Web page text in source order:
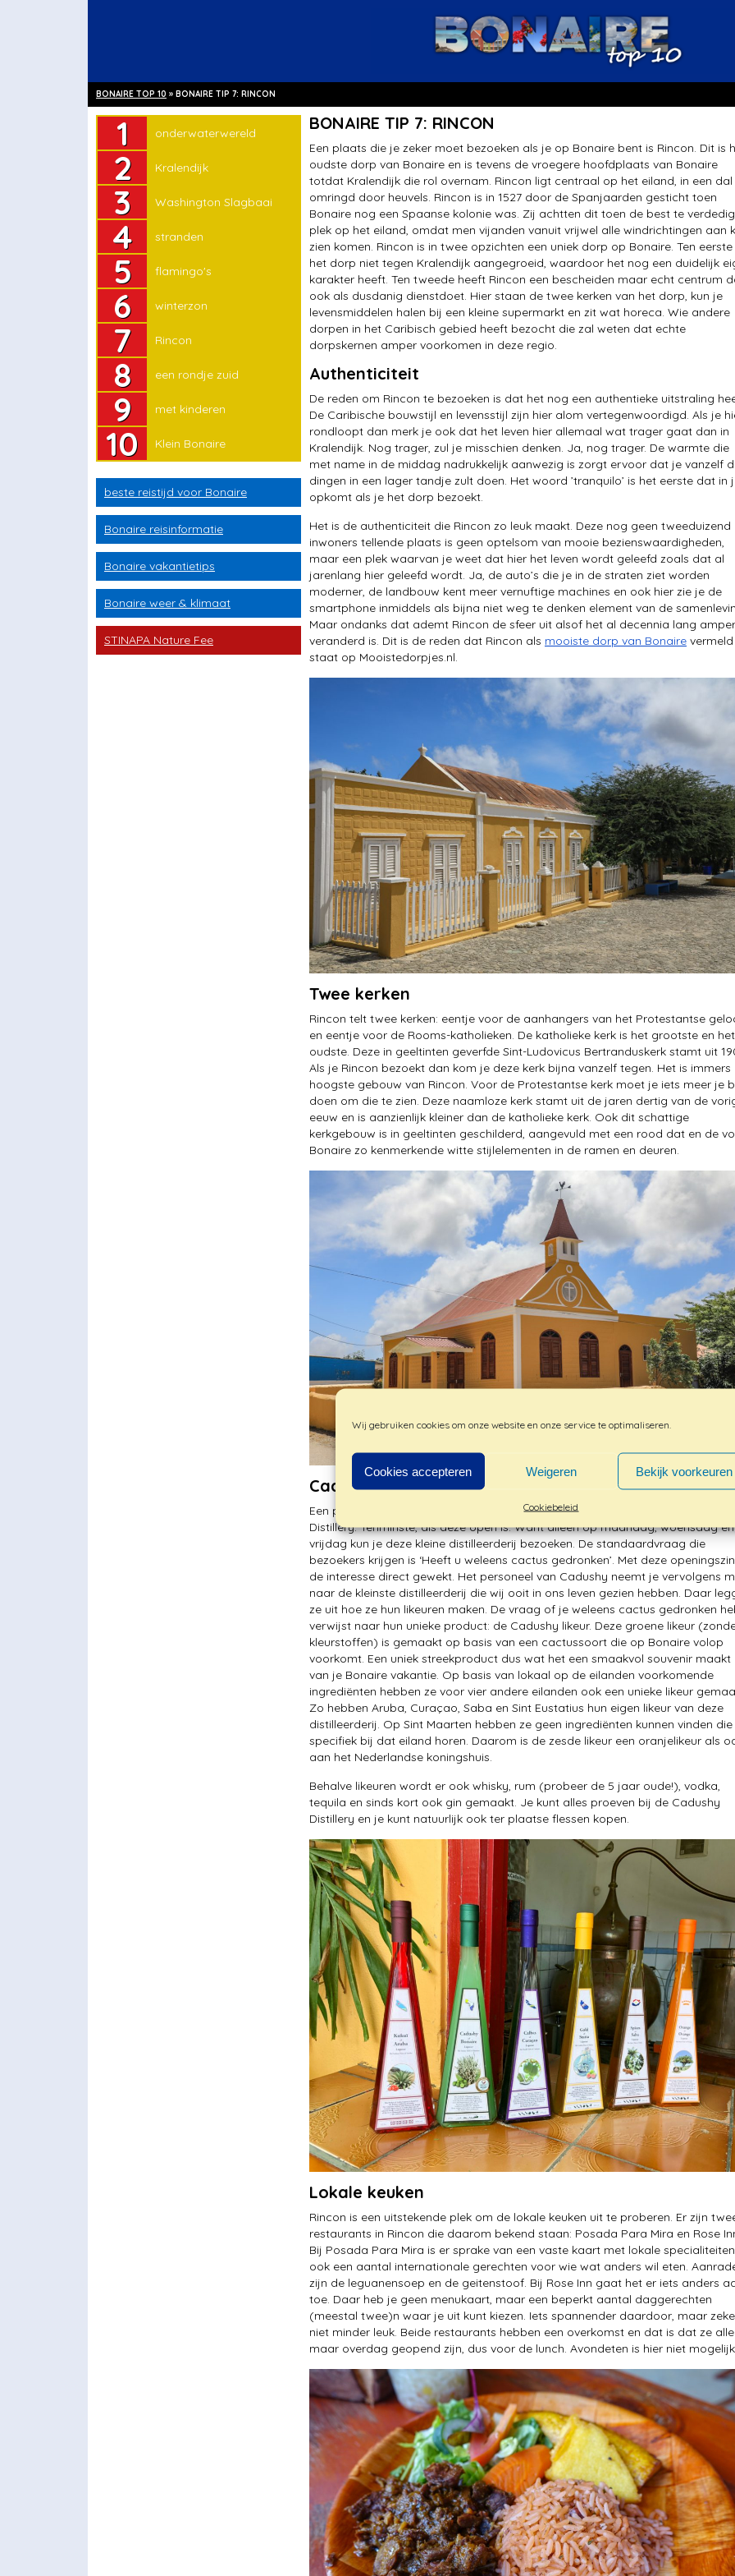
Wij gebruiken cookies om onze website en onze service te optimaliseren.
Cookies accepteren Weigeren Bekijk voorkeuren
Cookiebeleid
BONAIRE TOP 10 » BONAIRE TIP 7: RINCON
onderwaterwereld
Kralendijk
Washington Slagbaai
stranden
flamingo's
winterzon
Rincon
een rondje zuid
met kinderen
Klein Bonaire
onderwaterwereld
Kralendijk
Washington Slagbaai
stranden
flamingo's
winterzon
Rincon
een rondje zuid
met kinderen
Klein Bonaire
beste reistijd voor Bonaire
Bonaire reisinformatie
Bonaire vakantietips
Bonaire weer & klimaat
STINAPA Nature Fee
BONAIRE TIP 7: RINCON
Een plaats die je zeker moet bezoeken als je op Bonaire bent is Rincon. Dit is
oudste dorp van Bonaire en is tevens de vroegere hoofdplaats van Bonaire
totdat Kralendijk die rol overnam. Rincon ligt centraal op het eiland, in een dal
omringd door heuvels. Rincon is in 1527 door de Spanjaarden gesticht toen
Bonaire nog een Spaanse kolonie was. Zij achtten dit toen de best te
plek op het eiland, omdat men vijanden vanuit vrijwel alle windrichtingen aan
zien komen. Rincon is in twee opzichten een uniek dorp op Bonaire. Ten eerste
het dorp niet tegen Kralendijk aangegroeid, waardoor het nog een duidelijk
karakter heeft. Ten tweede heeft Rincon een bescheiden maar echt centrum
ook als dusdanig dienstdoet. Hier staan de twee kerken van het dorp, kun je
levensmiddelen halen bij een kleine supermarkt en zit wat horeca. Wie andere
dorpen in het Caribisch gebied heeft bezocht die zal weten dat echte
dorpskernen amper voorkomen in deze regio.
Authenticiteit
De reden om Rincon te bezoeken is dat het nog een authentieke uitstraling
De Caribische bouwstijl en levensstijl zijn hier alom vertegenwoordigd. Als je
rondloopt dan merk je ook dat het leven hier allemaal wat trager gaat dan in
Kralendijk. Nog trager, zul je misschien denken. Ja, nog trager. De warmte die
met name in de middag nadrukkelijk aanwezig is zorgt ervoor dat je vanzelf
dingen in een lager tandje zult doen. Het woord ’tranquilo’ is het eerste dat in
opkomt als je het dorp bezoekt.
Het is de authenticiteit die Rincon zo leuk maakt. Deze nog geen tweeduizend
inwoners tellende plaats is geen optelsom van mooie bezienswaardigheden,
maar een plek waarvan je weet dat hier het leven wordt geleefd zoals dat al
jarenlang hier geleefd wordt. Ja, de auto’s die je in de straten ziet worden
moderner, de landbouw kent meer vernuftige machines en ook hier zie je de
smartphone inmiddels als bijna niet weg te denken element van de
Maar ondanks dat ademt Rincon de sfeer uit alsof het al decennia lang amper
veranderd is. Dit is de reden dat Rincon als mooiste dorp van Bonaire vermeld
staat op Mooistedorpjes.nl.
Twee kerken
Rincon telt twee kerken: eentje voor de aanhangers van het Protestantse
en eentje voor de Rooms-katholieken. De katholieke kerk is het grootste en het
oudste. Deze in geeltinten geverfde Sint-Ludovicus Bertranduskerk stamt uit
Als je Rincon bezoekt dan kom je deze kerk bijna vanzelf tegen. Het is immers
hoogste gebouw van Rincon. Voor de Protestantse kerk moet je iets meer je
doen om die te zien. Deze naamloze kerk stamt uit de jaren dertig van de
eeuw en is aanzienlijk kleiner dan de katholieke kerk. Ook dit schattige
kerkgebouw is in geeltinten geschilderd, aangevuld met een rood dat en de
Bonaire zo kenmerkende witte stijlelementen in de ramen en deuren.
Cadushy Distillery
Een plek die vrijwel iedere bezoeker aan Rincon niet overslaat is de Cadushy
Distillery. Tenminste, als deze open is. Want alleen op maandag, woensdag en
vrijdag kun je deze kleine distilleerderij bezoeken. De standaardvraag die
bezoekers krijgen is ‘Heeft u weleens cactus gedronken’. Met deze
de interesse direct gewekt. Het personeel van Cadushy neemt je vervolgens
naar de kleinste distilleerderij die wij ooit in ons leven gezien hebben. Daar
ze uit hoe ze hun likeuren maken. De vraag of je weleens cactus gedronken
verwijst naar hun unieke product: de Cadushy likeur. Deze groene likeur
kleurstoffen) is gemaakt op basis van een cactussoort die op Bonaire volop
voorkomt. Een uniek streekproduct dus wat het een smaakvol souvenir maakt
van je Bonaire vakantie. Op basis van lokaal op de eilanden voorkomende
ingrediënten hebben ze voor vier andere eilanden ook een unieke likeur
Zo hebben Aruba, Curaçao, Saba en Sint Eustatius hun eigen likeur van deze
distilleerderij. Op Sint Maarten hebben ze geen ingrediënten kunnen vinden die
specifiek bij dat eiland horen. Daarom is de zesde likeur een oranjelikeur als
aan het Nederlandse koningshuis.
Behalve likeuren wordt er ook whisky, rum (probeer de 5 jaar oude!), vodka,
tequila en sinds kort ook gin gemaakt. Je kunt alles proeven bij de Cadushy
Distillery en je kunt natuurlijk ook ter plaatse flessen kopen.
Lokale keuken
Rincon is een uitstekende plek om de lokale keuken uit te proberen. Er zijn
restaurants in Rincon die daarom bekend staan: Posada Para Mira en Rose
Bij Posada Para Mira is er sprake van een vaste kaart met lokale
ook een aantal internationale gerechten voor wie wat anders wil eten.
zijn de leguanensoep en de geitenstoof. Bij Rose Inn gaat het er iets anders
toe. Daar heb je geen menukaart, maar een beperkt aantal daggerechten
(meestal twee)n waar je uit kunt kiezen. Iets spannender daardoor, maar
niet minder leuk. Beide restaurants hebben een overkomst en dat is dat ze
maar overdag geopend zijn, dus voor de lunch. Avondeten is hier niet